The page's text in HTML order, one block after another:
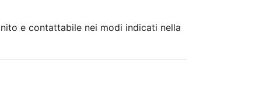
e contattabile nei modi indicati nella